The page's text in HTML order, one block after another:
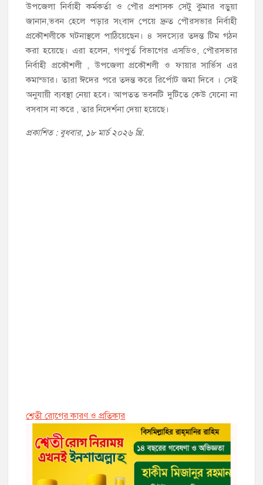
উপজেলা নির্বাহী কর্মকর্তা ও পৌর প্রশাসক সেটু কুমার বড়ুয়া
জানান,ভবন হেলে পড়ার সংবাদ পেয়ে দ্রুত পৌরসভার নির্বাহী
প্রকৌশলীকে ঘটনাস্থলে পাঠিয়েছেন। ৪ সদস্যের তদন্ত টিম গঠন
করা হয়েছে। এরা হলেন, গণপুর্ত বিভাগের এসডিও, পৌরসভার
নির্বাহী প্রকৌশলী , উপজেলা প্রকৌশলী ও ফায়ার সার্ভিস এর
কমান্ডার। তারা ঈদের পরে তদন্ত করে রির্পোট জমা দিবে । সেই
অনুযায়ী ব্যবস্থা নেয়া হবে। আপতত ভবনটি দুটিতে কেউ যেনো না
বসবাস না করে , তার নিদের্শনা দেয়া হয়েছে।
প্রকাশিত : বুধবার, ১৮ মার্চ ২০২৬ খ্রি.
শ্বেতী রোগের কারণ ও প্রতিকার